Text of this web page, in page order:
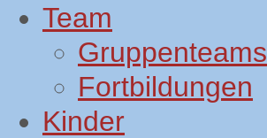
Team
Gruppenteams
Fortbildungen
Kinder